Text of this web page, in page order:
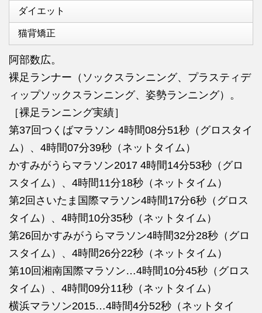
ダイエット
猫背矯正
阿部数広。
裸足ランナー（ソックスランニング、プラスティデ
ィップソックスランニング、姿勢ランニング）。
［裸足ランニング実績］
第37回つくばマラソン 4時間08分51秒（グロスタイ
ム）、4時間07分39秒（ネットタイム）
かすみがうらマラソン2017 4時間14分53秒（グロ
スタイム）、4時間11分18秒（ネットタイム）
第2回さいたま国際マラソン4時間17分6秒（グロス
タイム）、4時間10分35秒（ネットタイム）
第26回かすみがうらマラソン4時間32分28秒（グロ
スタイム）、4時間26分22秒（ネットタイム）
第10回湘南国際マラソン…4時間10分45秒（グロス
タイム）、4時間09分11秒（ネットタイム）
横浜マラソン2015…4時間4分52秒（ネットタイ